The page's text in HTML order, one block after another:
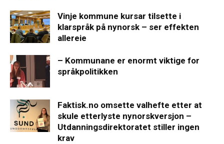
Vinje kommune kursar tilsette i
klarspråk på nynorsk – ser effekten
allereie
– Kommunane er enormt viktige for
språkpolitikken
Faktisk.no omsette valhefte etter at
skule etterlyste nynorskversjon –
Utdanningsdirektoratet stiller ingen
krav